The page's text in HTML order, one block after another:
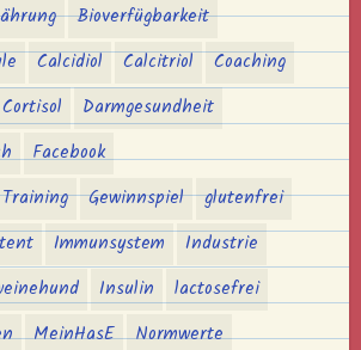
Bioverfügbarkeit
Calcidiol Calcitriol
Coaching
Cortisol
Darmgesundheit
Facebook
Gewinnspiel
glutenfrei
Immunsystem
Industrie
Insulin
lactosefrei
MeinHasE
Normwerte